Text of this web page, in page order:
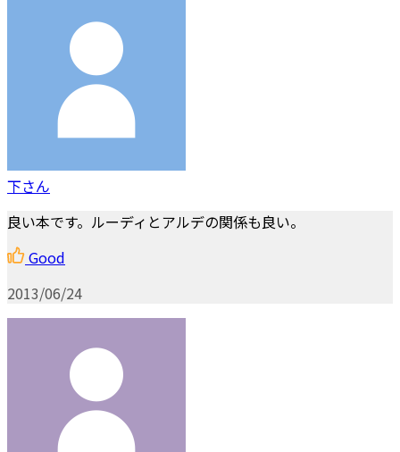
下さん
良い本です。ルーディとアルデの関係も良い。
Good
2013/06/24